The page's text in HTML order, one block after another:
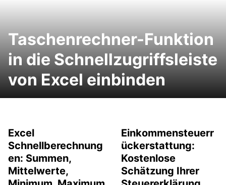
Taschenrechner-Funktion
in die Schnellzugriffsleiste
von Excel einbinden
Excel
Schnellberechnung
en: Summen,
Mittelwerte,
Einkommensteuerr
ückerstattung:
Kostenlose
Schätzung Ihrer